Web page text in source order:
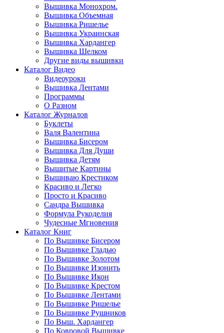
Вышивка Монохром.
Вышивка Объемная
Вышивка Ришелье
Вышивка Украинская
Вышивка Хардангер
Вышивка Шелком
Другие виды вышивки
Каталог Видео
Видеоуроки
Вышивка Лентами
Программы
О Разном
Каталог Журналов
Буклеты
Валя Валентина
Вышивка Бисером
Вышивка Для Души
Вышивка Детям
Вышитые Картины
Вышиваю Крестиком
Красиво и Легко
Просто и Красиво
Сандра Вышивка
Формула Рукоделия
Чудесные Мгновения
Каталог Книг
По Вышивке Бисером
По Вышивке Гладью
По Вышивке Золотом
По Вышивке Изонить
По Вышивке Икон
По Вышивке Крестом
По Вышивке Лентами
По Вышивке Ришелье
По Вышивке Рушников
По Выш. Хардангер
По Ковровой Вышивке